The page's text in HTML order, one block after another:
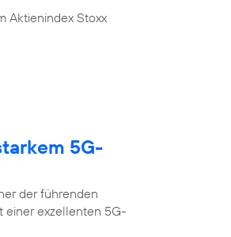
Aktienindex Stoxx
5G-
der führenden
einer exzellenten 5G-